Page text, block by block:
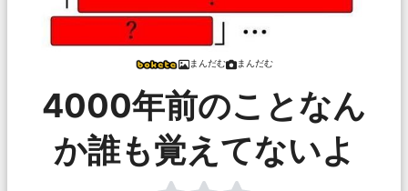
まんだむ まんだむ
4000年前のことなん
か誰も覚えてないよ